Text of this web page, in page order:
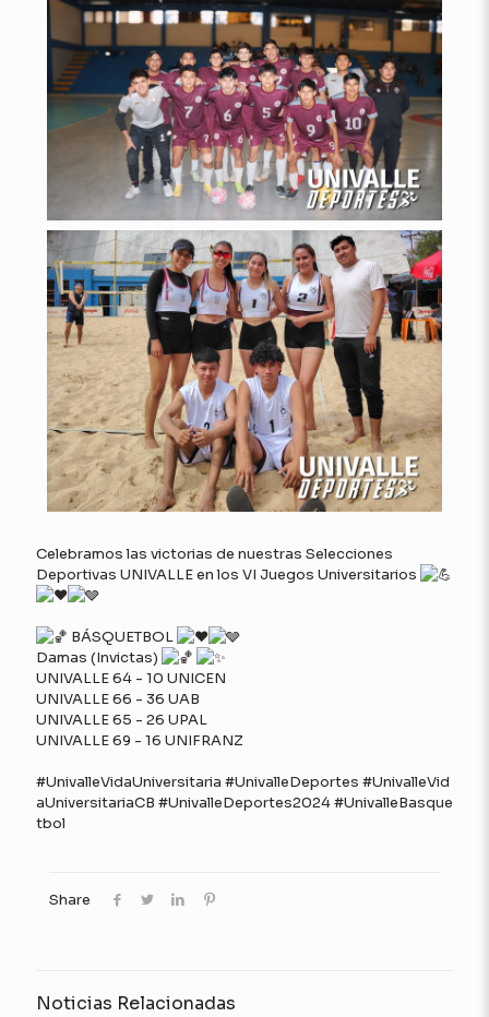
Celebramos las victorias de nuestras Selecciones
Deportivas UNIVALLE en los VI Juegos Universitarios
BÁSQUETBOL
Damas (Invictas)
UNIVALLE 64 - 10 UNICEN
UNIVALLE 66 - 36 UAB
UNIVALLE 65 - 26 UPAL
UNIVALLE 69 - 16 UNIFRANZ
#UnivalleVidaUniversitaria #UnivalleDeportes #UnivalleVid
aUniversitariaCB #UnivalleDeportes2024#UnivalleBasque
tbol
Share
Noticias Relacionadas